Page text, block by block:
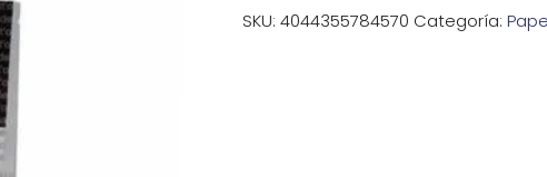
SKU: 4044355784570 Categoría: